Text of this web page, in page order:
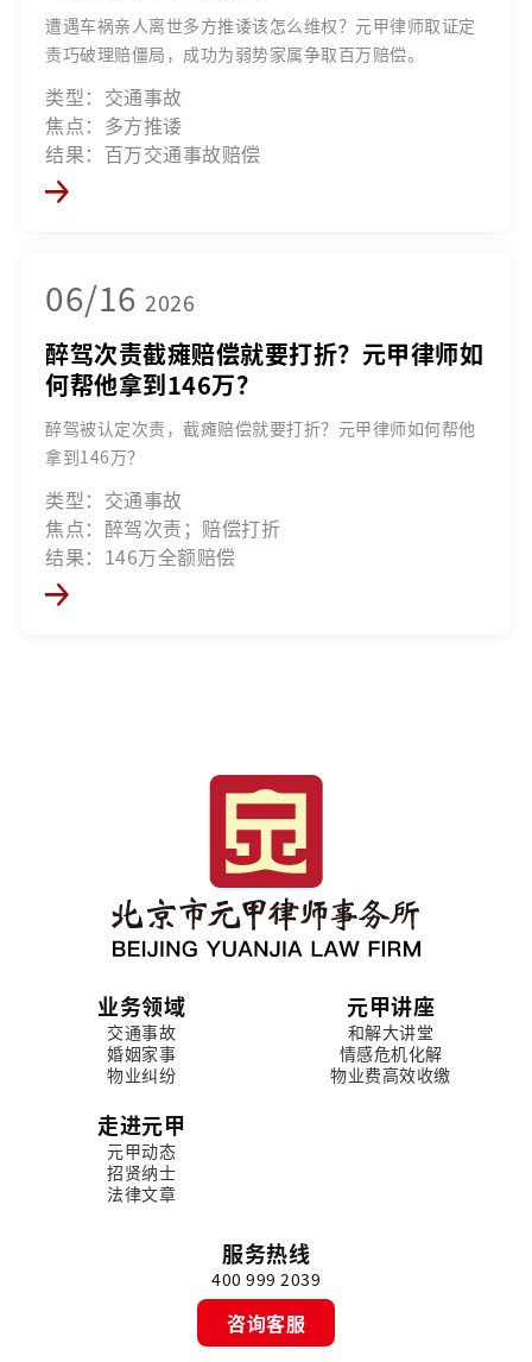
遭遇车祸亲人离世多方推诿该怎么维权？元甲律师取证定
责巧破理赔僵局，成功为弱势家属争取百万赔偿。
类型：交通事故
焦点：多方推诿
结果：百万交通事故赔偿
06/16 2026
醉驾次责截瘫赔偿就要打折？元甲律师如
何帮他拿到146万？
醉驾被认定次责，截瘫赔偿就要打折？元甲律师如何帮他
拿到146万？
类型：交通事故
焦点：醉驾次责；赔偿打折
结果：146万全额赔偿
业务领域
交通事故
婚姻家事
物业纠纷
元甲讲座
和解大讲堂
情感危机化解
物业费高效收缴
走进元甲
元甲动态
招贤纳士
法律文章
服务热线
400 999 2039
咨询客服